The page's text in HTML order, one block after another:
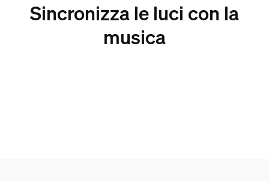
Sincronizza le luci con la
musica